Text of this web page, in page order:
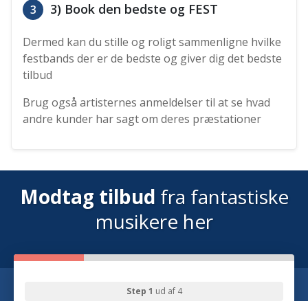
3 3) Book den bedste og FEST
Dermed kan du stille og roligt sammenligne hvilke
festbands der er de bedste og giver dig det bedste
tilbud
Brug også artisternes anmeldelser til at se hvad
andre kunder har sagt om deres præstationer
Modtag tilbud fra fantastiske
musikere her
Step 1 ud af 4